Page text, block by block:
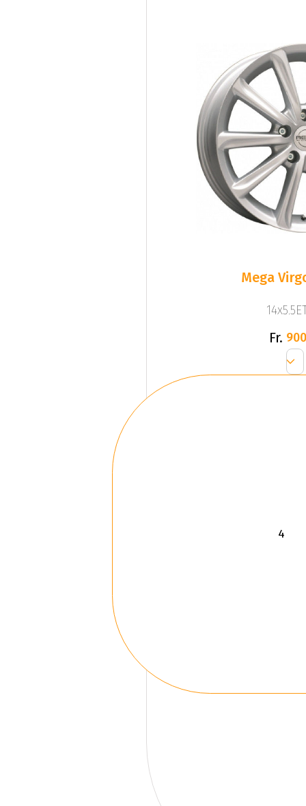
Mega
Fr.